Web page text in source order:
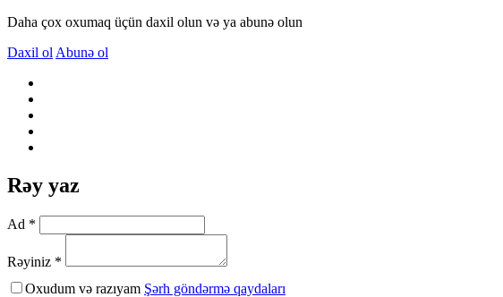
Daha çox oxumaq üçün daxil olun və ya abunə olun
Daxil ol Abunə ol
Rəy yaz
Ad *
Rəyiniz *
Oxudum və razıyam Şərh göndərmə qaydaları